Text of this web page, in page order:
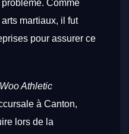
Comme
martiaux, il fut
pour assurer ce
Athletic
à Canton,
lors de la